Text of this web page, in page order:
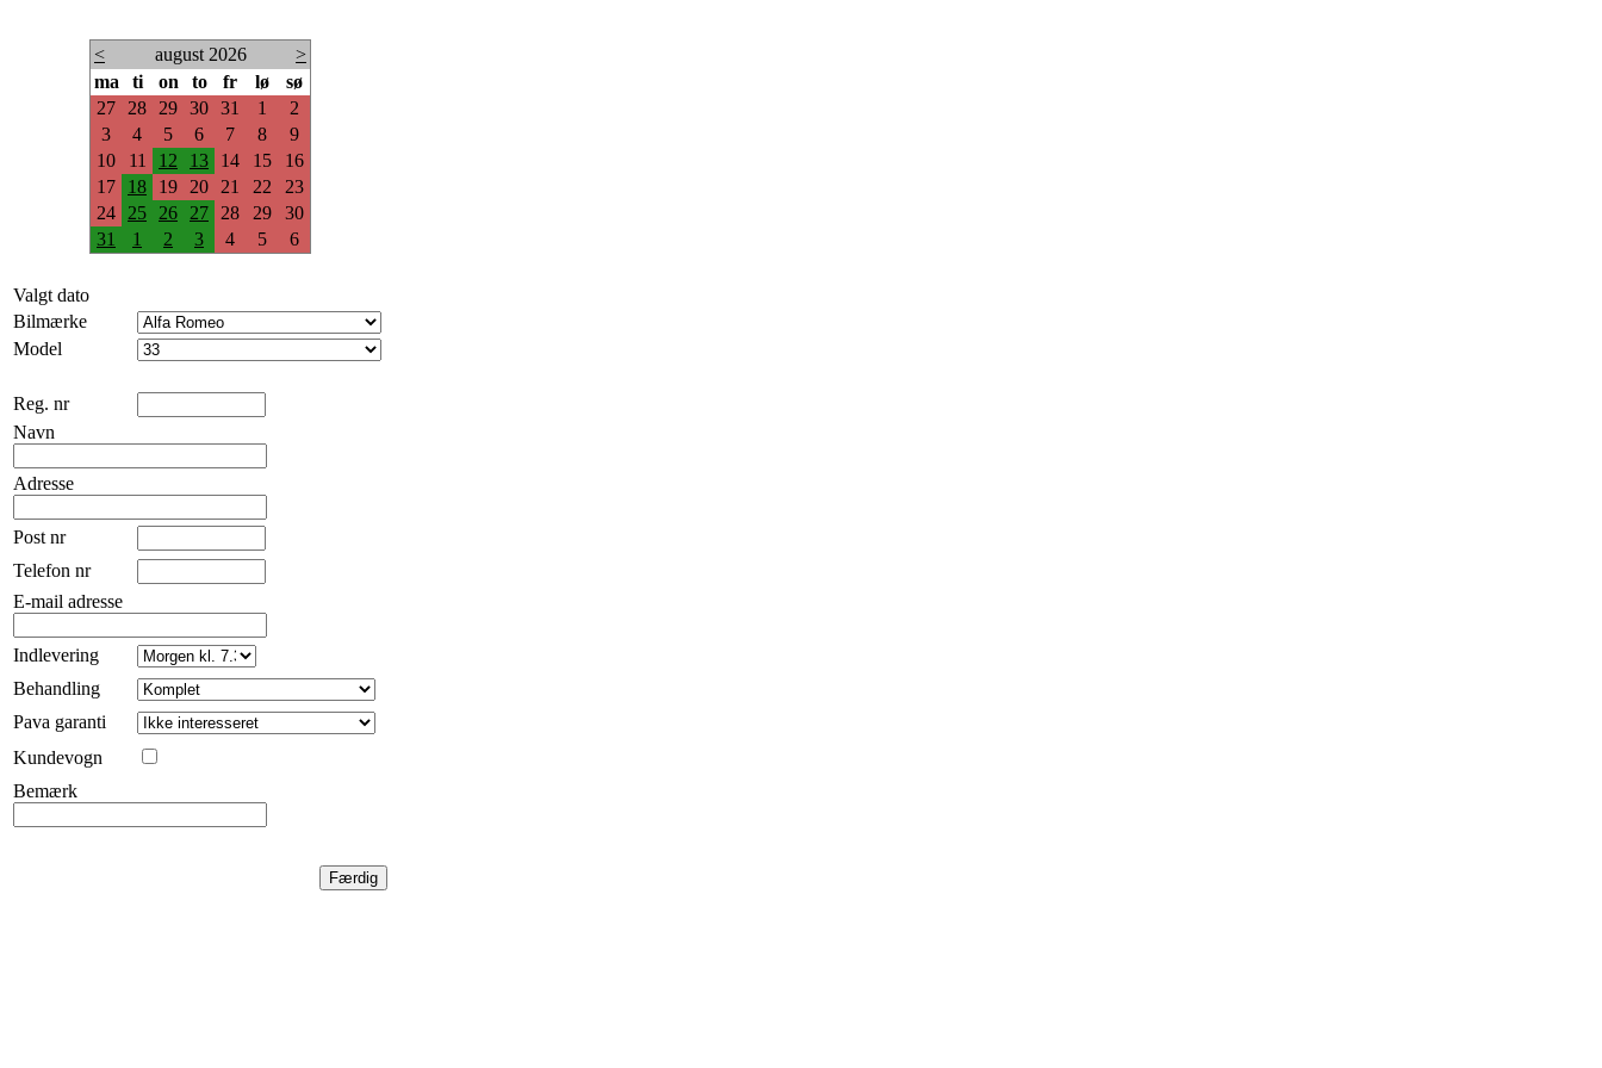
< august 2026
>
ma
ti on to fr lø
sø
27
28 29 30 31 1
2
3
4 5 6 7 8
9
10
11 12 13 14 15
16
17
18 19 20 21 22
23
24
25 26 27 28 29
30
31
1 2 3 4 5 6
Valgt dato
Bilmærke
Model
Reg. nr
Navn
Adresse
Post nr
Telefon nr
E-mail adresse
Indlevering
Behandling
Pava garanti
Kundevogn
Bemærk